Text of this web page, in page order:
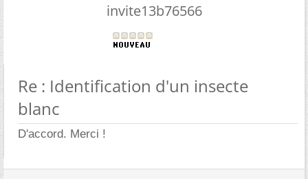
invite13b76566
Re : Identification d'un insecte
blanc
D'accord. Merci !